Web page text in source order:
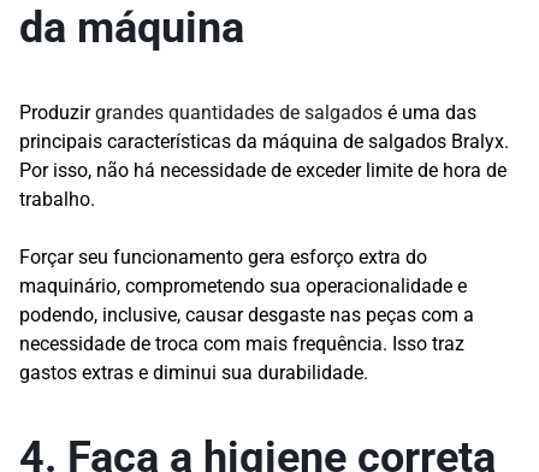
da máquina
Produzirgrandes quantidades de salgados é uma das
principais características da máquina de salgados Bralyx.
Por isso, não há necessidade de exceder limite de hora de
trabalho.
Forçar seu funcionamento gera esforço extra do
maquinário, comprometendo sua operacionalidade e
podendo, inclusive, causar desgaste nas peças com a
necessidade de troca com mais frequência. Isso traz
gastos extras e diminui sua durabilidade.
4. Faça a higiene correta